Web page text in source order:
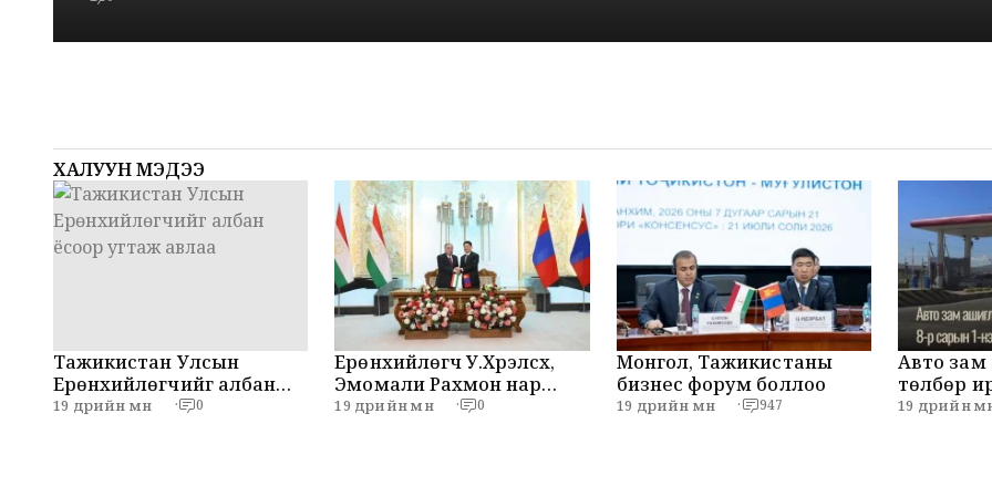
ХАЛУУН МЭДЭЭ
Тажикистан Улсын
Ерөнхийлөгчийг албан
ёсоор угтаж авлаа
19 өдрийн өмнө · 0
Ерөнхийлөгч У.Хүрэлсүх,
Эмомали Рахмон нар
мэдээлэл хийлээ
19 өдрийн өмнө · 0
Монгол, Тажикистаны
бизнес форум боллоо
19 өдрийн өмнө · 947
Авто
төлбөр ирэх 8-р
нээс
19 өдрийн